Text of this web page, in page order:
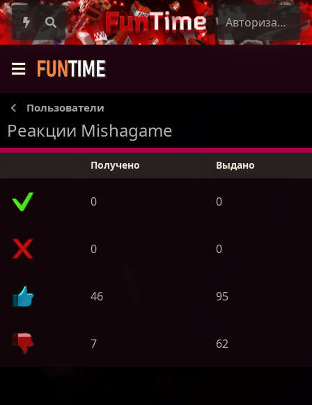
Авторизация
Пользователи
Реакции Mishagame
Получено Выдано
0 0
0 0
46 95
7 62